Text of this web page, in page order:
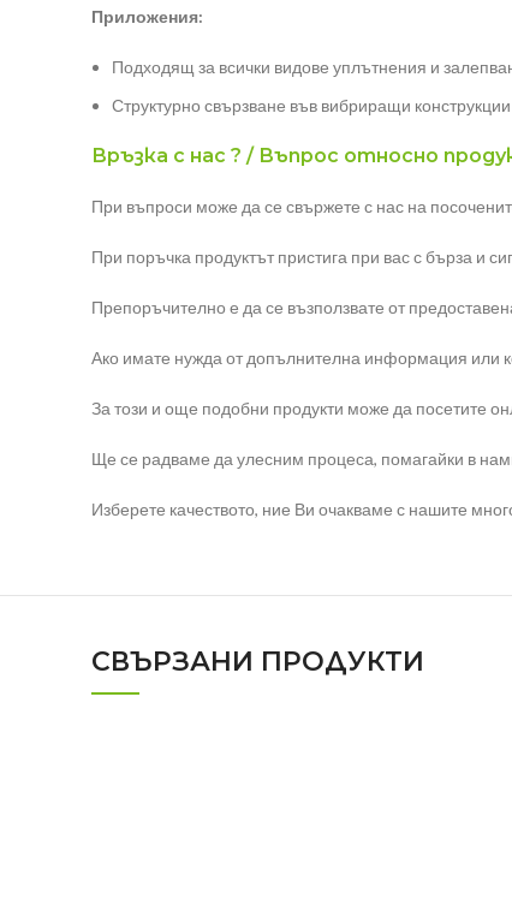
Приложения:
Подходящ за всички видове уплътнения и
Структурно свързване във вибриращи конструкции
Връзка с нас ? / Въпрос относно
При въпроси може да се свържете с нас на
При поръчка продуктът пристига при вас с бърза и
Препоръчително е да се възползвате от
Ако имате нужда от допълнителна информация или
За този и още подобни продукти може да посетите
Ще се радваме да улесним процеса, помагайки в
Изберете качеството, ние Ви очакваме с нашите
СВЪРЗАНИ ПРОДУКТИ